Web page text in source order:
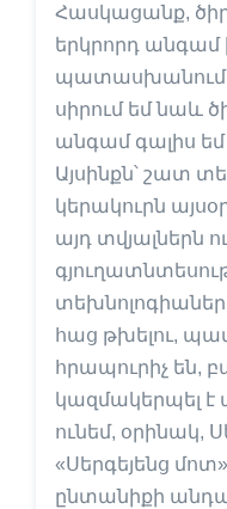
Հասկացանք,
երկրորդ անգամ
պատասխանում
սիրում եմ նաև
անգամ գալիս
Այսինքն՝ շատ
կերակուրն
այդ տվյալներն
տեխնոլոգիաներ,
հաց թխելու,
հրապուրիչ են,
կազմակերպել է
ունեմ, օրինակ,
«Սերգեյենց
ընտանիքի